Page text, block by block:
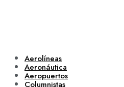
Aerolíneas
Aeronáutica
Aeropuertos
Columnistas